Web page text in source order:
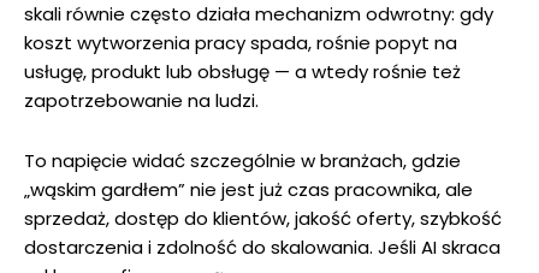
skali równie często działa mechanizm odwrotny: gdy
koszt wytworzenia pracy spada, rośnie popyt na
usługę, produkt lub obsługę — a wtedy rośnie też
zapotrzebowanie na ludzi.
To napięcie widać szczególnie w branżach, gdzie
„wąskim gardłem” nie jest już czas pracownika, ale
sprzedaż, dostęp do klientów, jakość oferty, szybkość
dostarczenia i zdolność do skalowania. Jeśli AI skraca